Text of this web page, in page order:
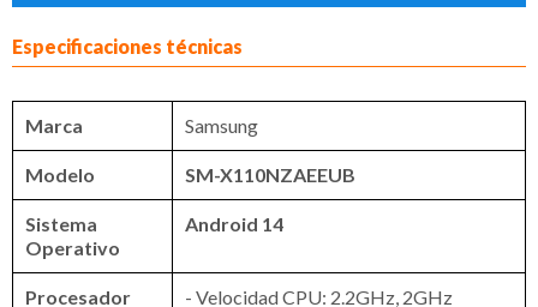
Especificaciones técnicas
Marca Samsung
Modelo SM-X110NZAEEUB
Sistema
Operativo
Android 14
Procesador
- Velocidad CPU: 2.2GHz, 2GHz